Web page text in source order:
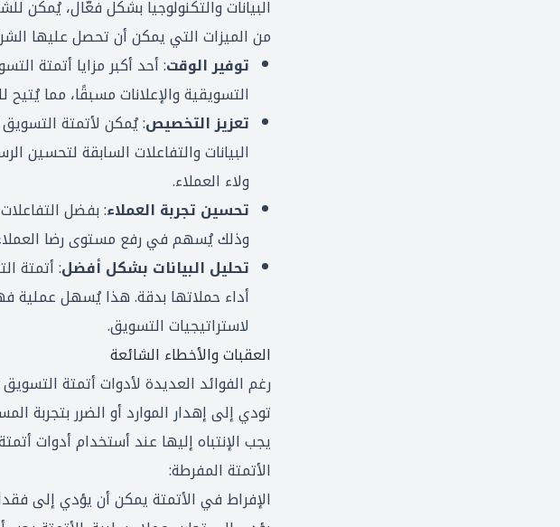
البيانات والتكنولوجيا بشكل فعّال، يُمكن
من الميزات التي يمكن أن تحصل عليها
توفير الوقت: أحد أكبر مزايا أتمتة
التسويقية والإعلانات مسبقًا، مما
تعزيز التخصيص: يُمكن لأتمتة
البيانات والتفاعلات السابقة لتحسين
ولاء العملاء.
تحسين تجربة العملاء: بفضل
وذلك يُسهم في رفع مستوى رضا العملاء
تحليل البيانات بشكل أفضل: أتمتة
أداء حملاتها بدقة. هذا يُسهل عملية
لاستراتيجيات التسويق.
العقبات والأخطاء الشائعة
رغم الفوائد العديدة لأدوات أتمتة
تودي إلى إهدار الموارد أو الضرر بتجربة
يجب الإنتباه إليها عند أستخدام أدوات
الأتمتة المفرطة:
الإفراط في الأتمتة يمكن أن يؤدي إلى